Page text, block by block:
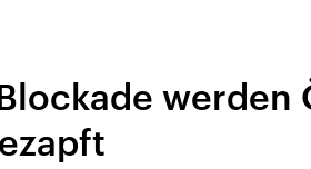
Lage und
werden